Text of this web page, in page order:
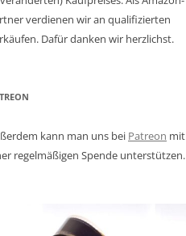
verdienen wir an qualifizierten
Dafür danken wir herzlichst.
kann man uns bei Patreon mit
regelmäßigen Spende unterstützen.